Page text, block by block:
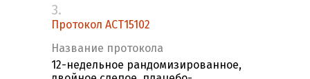
3.
Протокол ACT15102
Название протокола
12-недельное рандомизированное,